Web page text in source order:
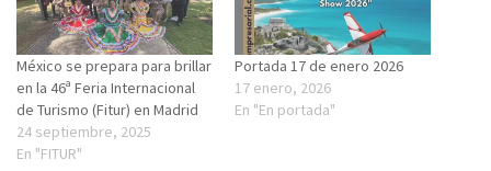
México se prepara para brillar
en la 46ª Feria Internacional
de Turismo (Fitur) en Madrid
24 septiembre, 2025
En "FITUR"
Portada 17 de enero 2026
17 enero, 2026
En "En portada"